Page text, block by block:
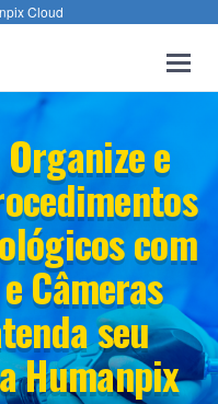
Cloud
e
com
Câmeras
seu
Humanpix